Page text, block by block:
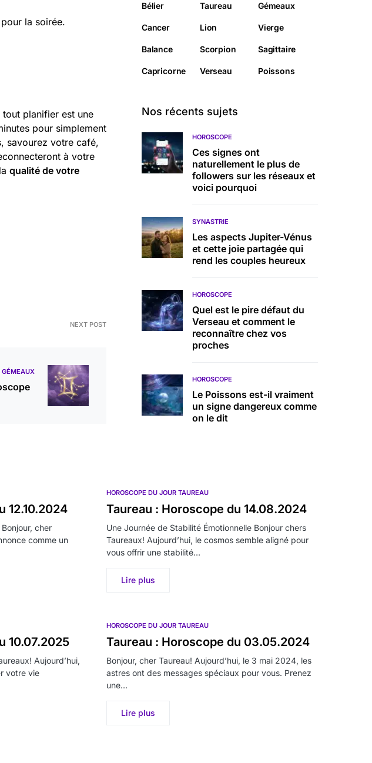
la soirée.
planifier est une
pour simplement
savourez votre café,
à votre
qualité de votre
NEXT POST
GÉMEAUX
Bélier Taureau Gémeaux
Cancer Lion Vierge
Balance Scorpion Sagittaire
Capricorne Verseau Poissons
Nos récents sujets
HOROSCOPE
Ces signes ont
naturellement le plus de
followers sur les réseaux et
voici pourquoi
SYNASTRIE
Les aspects Jupiter-Vénus
et cette joie partagée qui
rend les couples heureux
HOROSCOPE
Quel est le pire défaut du
Verseau et comment le
reconnaître chez vos
proches
HOROSCOPE
Le Poissons est-il vraiment
un signe dangereux comme
on le dit
12.10.2024
cher
comme un
HOROSCOPE DU JOUR TAUREAU
Taureau : Horoscope du 14.08.2024
Une Journée de Stabilité Émotionnelle Bonjour chers
Taureaux! Aujourd’hui, le cosmos semble aligné pour
vous offrir une stabilité…
Lire plus
10.07.2025
Aujourd’hui,
votre vie
HOROSCOPE DU JOUR TAUREAU
Taureau : Horoscope du 03.05.2024
Bonjour, cher Taureau! Aujourd’hui, le 3 mai 2024, les
astres ont des messages spéciaux pour vous. Prenez
une…
Lire plus